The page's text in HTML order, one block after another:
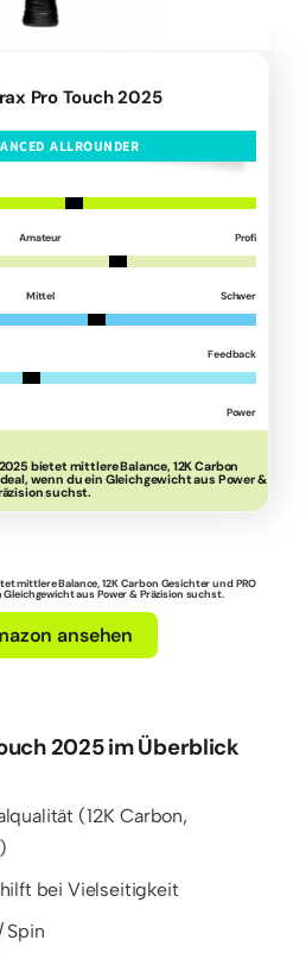
Pro Touch 2025
ALLROUNDER
Amateur Profi
Mittel Schwer
Feedback
Power
bietet mittlere Balance, 12K Carbon
wenn du ein Gleichgewicht aus Power &
suchst.
mittlere Balance, 12K Carbon Gesichter und PRO
Gleichgewicht aus Power & Präzision suchst.
ansehen
2025 im Überblick
(12K Carbon,
bei Vielseitigkeit
Spin